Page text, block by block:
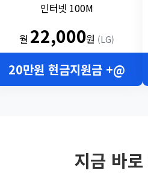
인터넷 100M
월 22,000원 (LG)
20만원 현금지원금 +@
지금 바로